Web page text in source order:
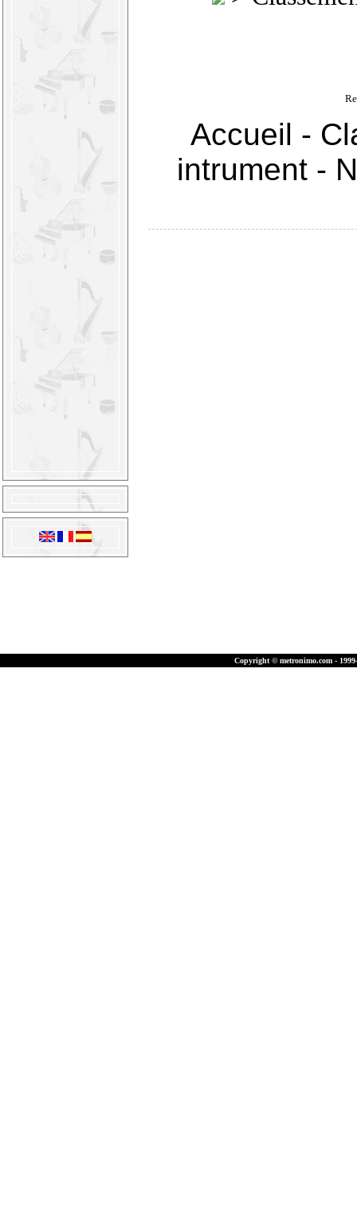
Accueil -
intrument-
Copyright © metronimo.com -